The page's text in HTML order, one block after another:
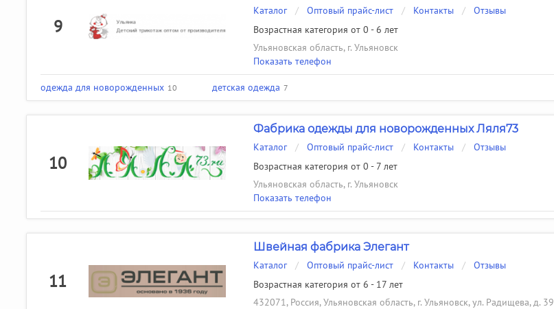
9
Каталог / Оптовый прайс-лист / Контакты /
Отзывы
Возрастная категория от 0 - 6 лет
Ульяновская область, г. Ульяновск
Показать телефон
одежда для новорожденных 10 детская одежда 7
10
Фабрика одежды для новорожденных Ляля73
Каталог / Оптовый прайс-лист / Контакты /
Отзывы
Возрастная категория от 0 - 7 лет
Ульяновская область, г. Ульяновск
Показать телефон
11
Швейная фабрика Элегант
Каталог / Оптовый прайс-лист / Контакты /
Отзывы
Возрастная категория от 6 - 17 лет
432071, Россия, Ульяновская область, г. Ульяновск, ул. Радищева, д. 39